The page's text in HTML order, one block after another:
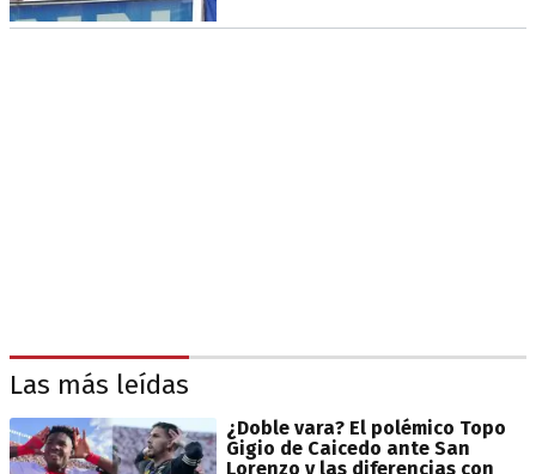
Las más leídas
¿Doble vara? El polémico Topo
Gigio de Caicedo ante San
Lorenzo y las diferencias con